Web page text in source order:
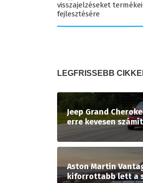
visszajelzéseket
fejlesztésére
LEGFRISSEBB
Jeep Grand
erre kevesen
Aston Martin
kiforrottabb lett a